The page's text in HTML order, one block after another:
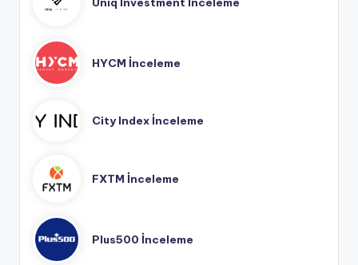
HYCM İnceleme
City Index İnceleme
FXTM İnceleme
Plus500 İnceleme